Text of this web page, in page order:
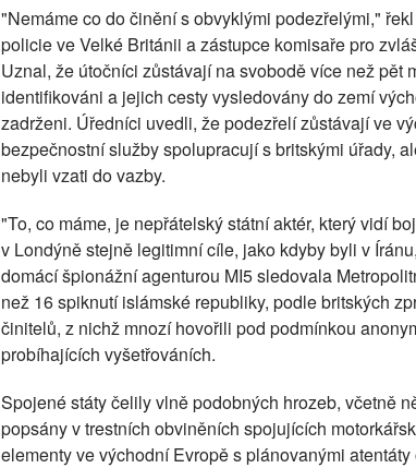
"Nemáme co do činění s obvyklými podezřelými,"
policie ve Velké Británii a zástupce komisaře pro
Uznal, že útočníci zůstávají na svobodě více než pět
identifikováni a jejich cesty vysledovány do zemí
zadrženi. Úředníci uvedli, že podezřelí zůstávají ve
bezpečnostní služby spolupracují s britskými úřady,
nebyli vzati do vazby.
"To, co máme, je nepřátelský státní aktér, který vidí
v Londýně stejně legitimní cíle, jako kdyby byli v
domácí špionážní agenturou MI5 sledovala
než 16 spiknutí islámské republiky, podle britských
činitelů, z nichž mnozí hovořili pod podmínkou
probíhajících vyšetřováních.
Spojené státy čelily vlně podobných hrozeb, včetně
popsány v trestních obviněních spojujících
elementy ve východní Evropě s plánovanými